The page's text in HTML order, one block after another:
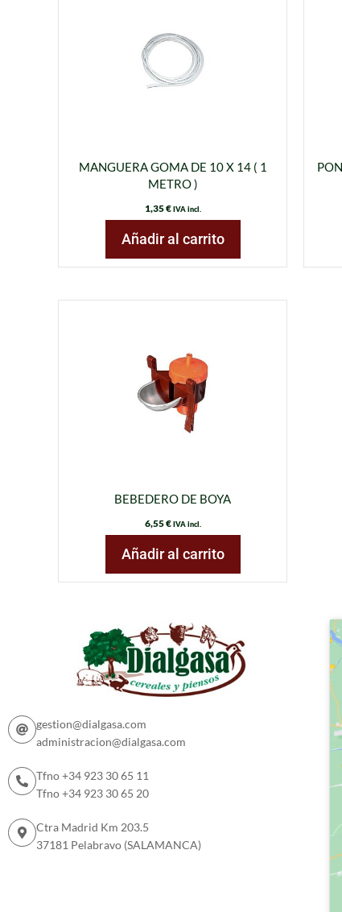
MANGUERA GOMA DE 10 X 14 ( 1
METRO )
1,35€ IVA incl.
Añadir al carrito
BEBEDERO DE BOYA
6,55€ IVA incl.
Añadir al carrito
gestion@dialgasa.com
administracion@dialgasa.com
Tfno +34 923 30 65 11
Tfno +34 923 30 65 20
Ctra Madrid Km 203.5
37181 Pelabravo (SALAMANCA)